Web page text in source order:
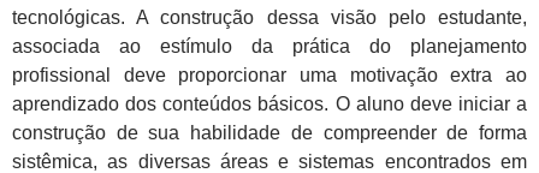
tecnológicas. A construção dessa visão pelo estudante,
associada ao estímulo da prática do planejamento
profissional deve proporcionar uma motivação extra ao
aprendizado dos conteúdos básicos. O aluno deve iniciar a
construção de sua habilidade de compreender de forma
sistêmica, as diversas áreas e sistemas encontrados em